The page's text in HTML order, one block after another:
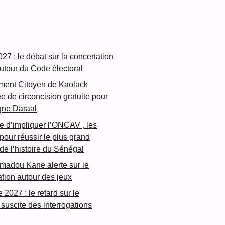
: le débat sur la concertation
du Code électoral
Citoyen de Kaolack
de circoncision gratuite pour
Daraal
d’impliquer l’ONCAV , les
réussir le plus grand
l’histoire du Sénégal
Kane alerte sur le
autour des jeux
2027 : le retard sur le
des interrogations